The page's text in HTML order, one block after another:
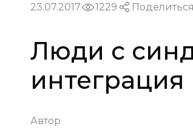
23.07.2017 1229 Поделиться
Люди с
Автор